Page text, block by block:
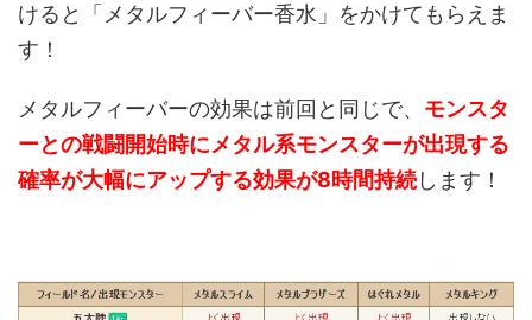
けると「メタルフィーバー香水」をかけてもらえま
す！
メタルフィーバーの効果は前回と同じで、 モンスタ
ーとの戦闘開始時にメタル系モンスターが出現する
確率が大幅にアップする効果が8時間持続します！